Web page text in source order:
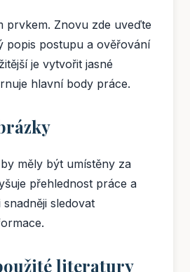
prvkem. Znovu zde uveďte
popis postupu a ověřování
je vytvořit jasné
hlavní body práce.
měly být umístěny za
přehlednost práce a
sledovat
literatury